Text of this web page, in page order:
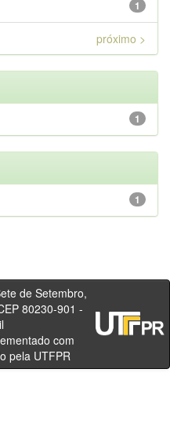
1
próximo >
1
1
Setembro,
80230-901 -
- Brasil
com
pela UTFPR